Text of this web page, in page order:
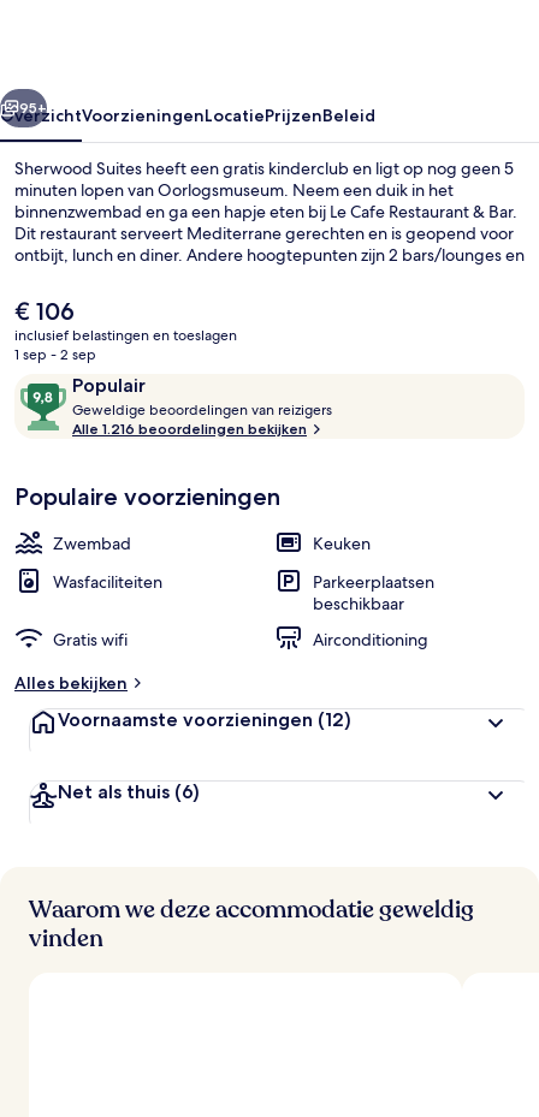
Volgende
95+
OverzichtVoorzieningenLocatiePrijzenBeleid
Sherwood Suites heeft een gratis kinderclub en ligt op nog geen 5
minuten lopen van Oorlogsmuseum. Neem een duik in het
binnenzwembad en ga een hapje eten bij Le Cafe Restaurant & Bar.
Dit restaurant serveert Mediterrane gerechten en is geopend voor
ontbijt, lunch en diner. Andere hoogtepunten zijn 2 bars/lounges en
keukens aanwezig. Andere reizigers zijn heel enthousiast over het
behulpzame personeel en de locatie.
De
huidige
prijs
€ 106
€ 106
inclusief belastingen en toeslagen
1 sep - 2 sep
Beoordelingen
Populair
9,8
van
10,
Geweldige beoordelingen van reizigers
i
e
e
r
d
l
Alle 1.216 beoordelingen bekijken
Populaire voorzieningen
Zwembad
Keuken
Wasfaciliteiten
Parkeerplaatsen
beschikbaar
Gratis wifi
Airconditioning
Alles bekijken
Voornaamste voorzieningen (12)
Net als thuis (6)
Waarom we deze accommodatie geweldig
vinden